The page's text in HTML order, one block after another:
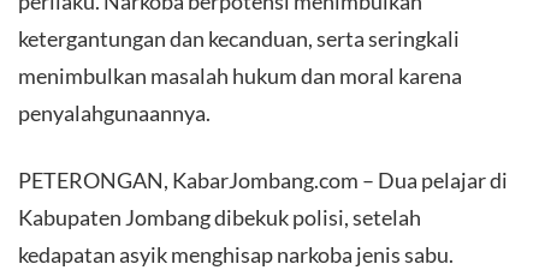
ketergantungan dan kecanduan, serta seringkali
menimbulkan masalah hukum dan moral karena
penyalahgunaannya.
PETERONGAN, KabarJombang.com – Dua pelajar di
Kabupaten Jombang dibekuk polisi, setelah
kedapatan asyik menghisap narkoba jenis sabu.